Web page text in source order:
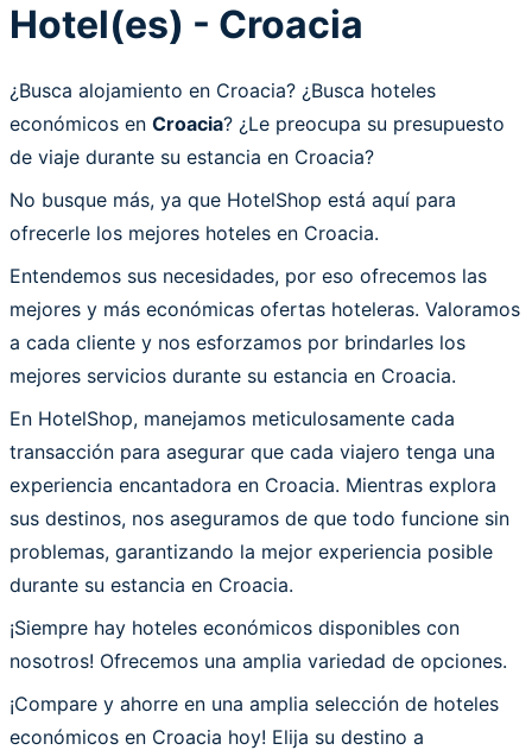
Hotel(es) - Croacia
¿Busca alojamiento en Croacia? ¿Busca hoteles
económicos en Croacia? ¿Le preocupa su presupuesto
de viaje durante su estancia en Croacia?
No busque más, ya que HotelShop está aquí para
ofrecerle los mejores hoteles en Croacia.
Entendemos sus necesidades, por eso ofrecemos las
mejores y más económicas ofertas hoteleras. Valoramos
a cada cliente y nos esforzamos por brindarles los
mejores servicios durante su estancia en Croacia.
En HotelShop, manejamos meticulosamente cada
transacción para asegurar que cada viajero tenga una
experiencia encantadora en Croacia. Mientras explora
sus destinos, nos aseguramos de que todo funcione sin
problemas, garantizando la mejor experiencia posible
durante su estancia en Croacia.
¡Siempre hay hoteles económicos disponibles con
nosotros! Ofrecemos una amplia variedad de opciones.
¡Compare y ahorre en una amplia selección de hoteles
económicos en Croacia hoy! Elija su destino a